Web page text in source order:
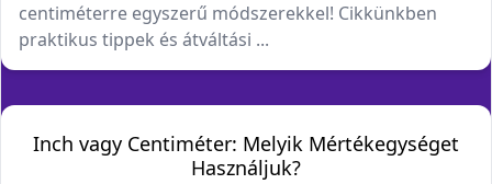
centiméterre egyszerű módszerekkel! Cikkünkben
praktikus tippek és átváltási ...
Inch vagy Centiméter: Melyik Mértékegységet
Használjuk?